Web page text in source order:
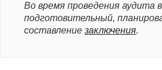
Во время проведения аудита
подготовительный,
составлениезаключения.